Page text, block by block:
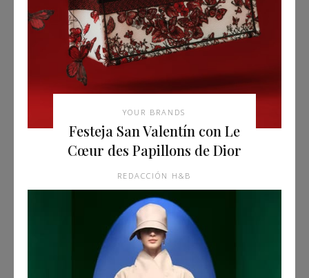
YOUR BRANDS
Festeja San Valentín con Le
Cœur des Papillons de Dior
REDACCIÓN H&B